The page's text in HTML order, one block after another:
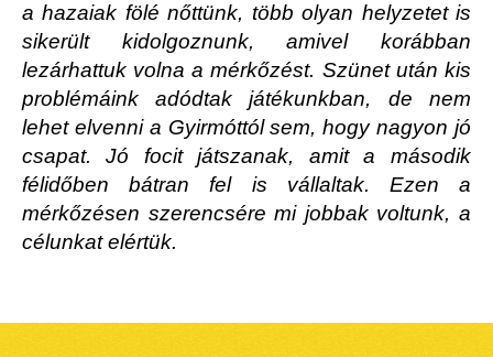
a hazaiak fölé nőttünk, több olyan helyzetet is
sikerült kidolgoznunk, amivel korábban
lezárhattuk volna a mérkőzést. Szünet után kis
problémáink adódtak játékunkban, de nem
lehet elvenni a Gyirmóttól sem, hogy nagyon jó
csapat. Jó focit játszanak, amit a második
félidőben bátran fel is vállaltak. Ezen a
mérkőzésen szerencsére mi jobbak voltunk, a
célunkat elértük.